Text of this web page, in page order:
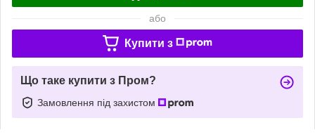
або
Купити з
Що таке купити з Пром?
Замовлення під захистом